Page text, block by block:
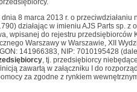
8 marca 2013 r. o
działając w imieniu AJS Parts sp.
wpisanej do rejestru
Warszawy w Warszawie, XII
141966383, NIP: 7010195428
, tj. przedsiębiorcy
zawartą w załączniku I do
za zgodne z rynkiem